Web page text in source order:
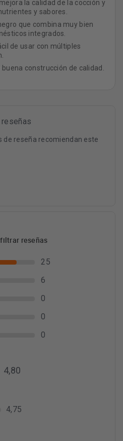
la calidad de la cocción y
y sabores.
que combina muy bien
integrados.
de usar con múltiples
construcción de calidad.
reseñas
de reseña recomiendan este
reseñas
25
6
0
0
0
4,80
4,75